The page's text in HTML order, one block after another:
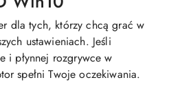
dla tych, którzy chcą grać w
ustawieniach. Jeśli
i płynnej rozgrywce w
spełni Twoje oczekiwania.